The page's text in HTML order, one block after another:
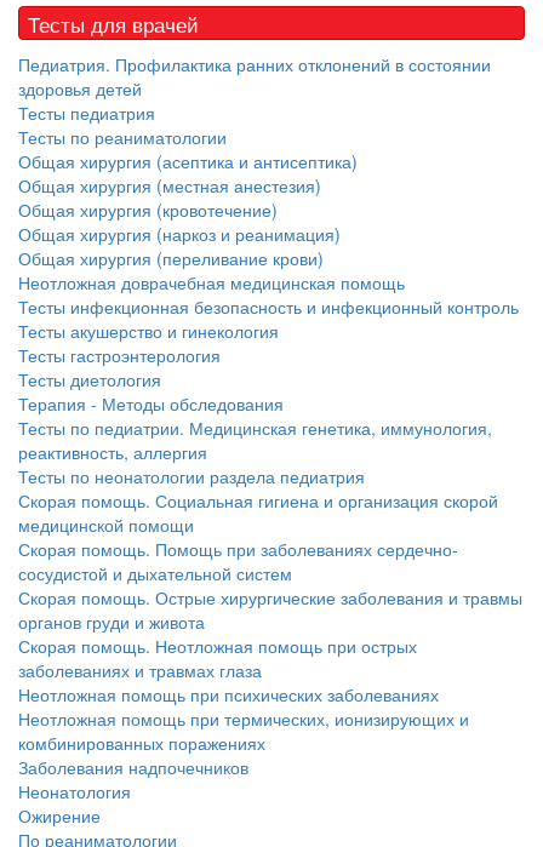
Тесты для врачей
Педиатрия. Профилактика ранних отклонений в состоянии
здоровья детей
Тесты педиатрия
Тесты по реаниматологии
Общая хирургия (асептика и антисептика)
Общая хирургия (местная анестезия)
Общая хирургия (кровотечение)
Общая хирургия (наркоз и реанимация)
Общая хирургия (переливание крови)
Неотложная доврачебная медицинская помощь
Тесты инфекционная безопасность и инфекционный контроль
Тесты акушерство и гинекология
Тесты гастроэнтерология
Тесты диетология
Терапия - Методы обследования
Тесты по педиатрии. Медицинская генетика, иммунология,
реактивность, аллергия
Тесты по неонатологии раздела педиатрия
Скорая помощь. Социальная гигиена и организация скорой
медицинской помощи
Скорая помощь. Помощь при заболеваниях сердечно-
сосудистой и дыхательной систем
Скорая помощь. Острые хирургические заболевания и травмы
органов груди и живота
Скорая помощь. Неотложная помощь при острых
заболеваниях и травмах глаза
Неотложная помощь при психических заболеваниях
Неотложная помощь при термических, ионизирующих и
комбинированных поражениях
Заболевания надпочечников
Неонатология
Ожирение
По реаниматологии